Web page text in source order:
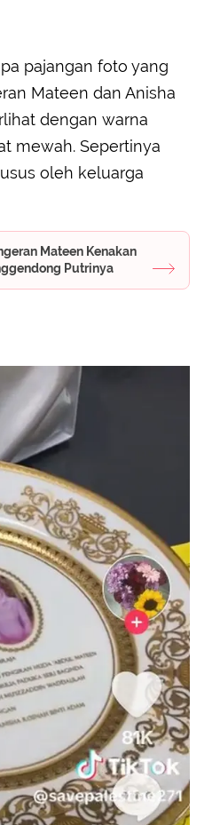
pajangan foto yang
Mateen dan Anisha
dengan warna
mewah. Sepertinya
oleh keluarga
Mateen Kenakan
Putrinya